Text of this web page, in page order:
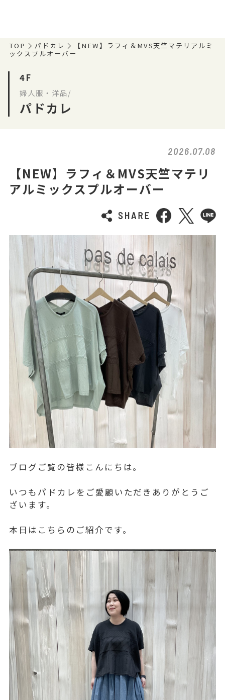
TOP パドカレ
【NEW】ラフィ＆MVS天竺マテリアルミ
ックスプルオーバー
4F
婦人服・洋品/
パドカレ
2026.07.08
【NEW】ラフィ＆MVS天竺マテリ
アルミックスプルオーバー
ブログご覧の皆様こんにちは。
いつもパドカレをご愛顧いただきありがとうご
ざいます。
本日はこちらのご紹介です。